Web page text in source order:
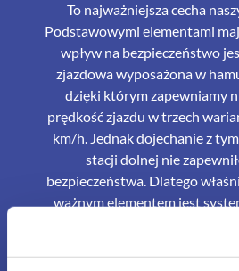
To najważniejsza cecha
Podstawowymi elementami
wpływ na bezpieczeństwo
zjazdowa wyposażona w
dzięki którym zapewniamy
prędkość zjazdu w trzech
km/h. Jednak dojechanie z
stacji dolnej nie
bezpieczeństwa. Dlatego
ważnym elementem jest
hamowania Zipstop.
kilkanaście metrów przed